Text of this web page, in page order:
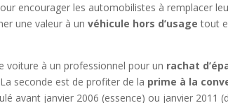
encourager les automobilistes à remplacer
une valeur à unvéhicule hors d’usage tout
voiture à un professionnel pour un rachat
seconde est de profiter de la prime à la
avant janvier 2006 (essence) ou janvier 2011